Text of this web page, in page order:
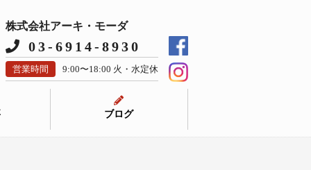
株式会社アーキ・モーダ
03-6914-8930
営業時間 9:00〜18:00 火・水定休
ブログ